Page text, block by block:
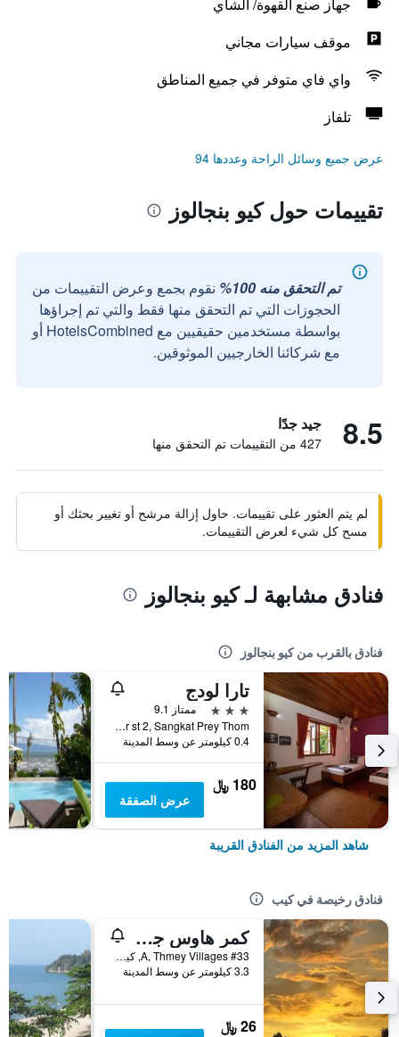
موقف سيارات مجاني
واي فاي متوفر في جميع المناطق
تلفاز
عرض جميع وسائل الراحة وعددها 94
تقييمات حول كيو بنجالوز
تم التحقق منه 100%
نقوم بجمع وعرض التقييمات من
الحجوزات التي تم التحقق منها فقط والتي تم إجراؤها
بواسطة مستخدمين حقيقيين مع HotelsCombined أو
مع شركائنا الخارجيين الموثوقين.
8.5 جيد جدًا
427 من التقييمات تم التحقق منها
لم يتم العثور على تقييمات. حاول إزالة مرشح أو تغيير بحثك أو
مسح كل شيء لعرض التقييمات.
فنادق مشابهة لـ كيو بنجالوز
فنادق بالقرب من كيو بنجالوز
تارا لودج
3 نجوم
ممتاز 9.1
Road 33, Pepper st 2, Sangkat Prey Thom, كيب, كمبوديا
0.4 كيلومتر عن وسط المدينة
180 ﷼
عرض الصفقة
شاهد المزيد من الفنادق القريبة
فنادق رخيصة في كيب
كمر هاوس جيست هاوس
#33 A, Thmey Villages, كيب, كمبوديا
3.3 كيلومتر عن وسط المدينة
26 ﷼